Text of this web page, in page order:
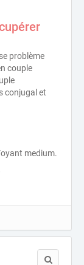
problème
couple
conjugal et
medium.